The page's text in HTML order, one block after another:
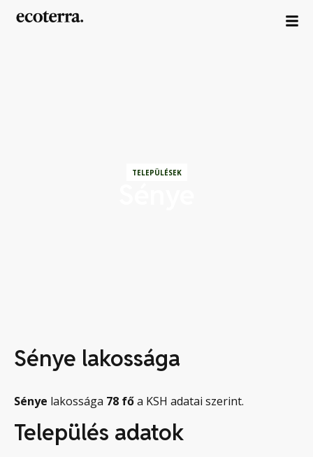
TELEPÜLÉSEK
Sénye lakossága
Sénye lakossága 78 főa KSH adatai szerint.
Település adatok